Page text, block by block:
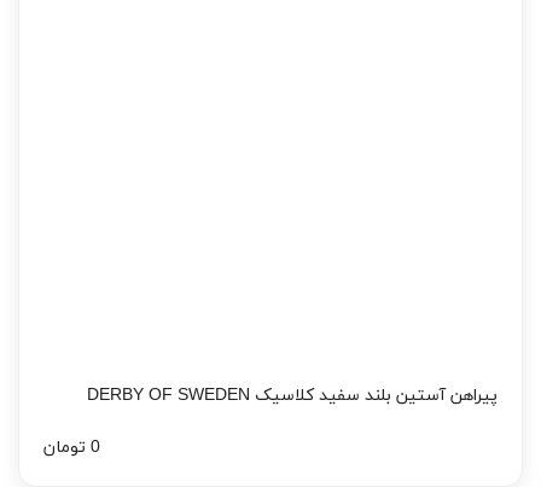
پیراهن آستین بلند سفید کلاسیک DERBY OF SWEDEN
0 تومان